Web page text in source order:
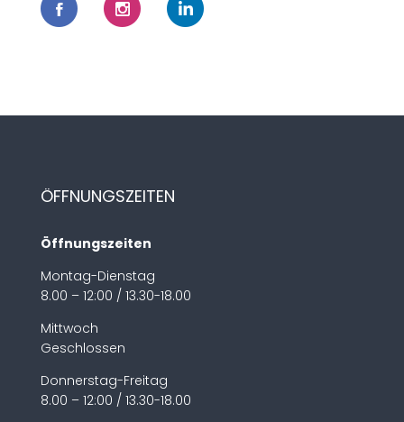
ÖFFNUNGSZEITEN
Öffnungszeiten
Montag-Dienstag
8.00 – 12:00 / 13.30-18.00
Mittwoch
Geschlossen
Donnerstag-Freitag
8.00 – 12:00 / 13.30-18.00